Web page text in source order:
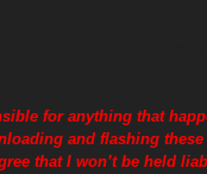
for anything that
and flashing
that I won’t be held